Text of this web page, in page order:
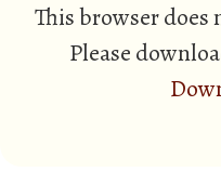
This browser
Please